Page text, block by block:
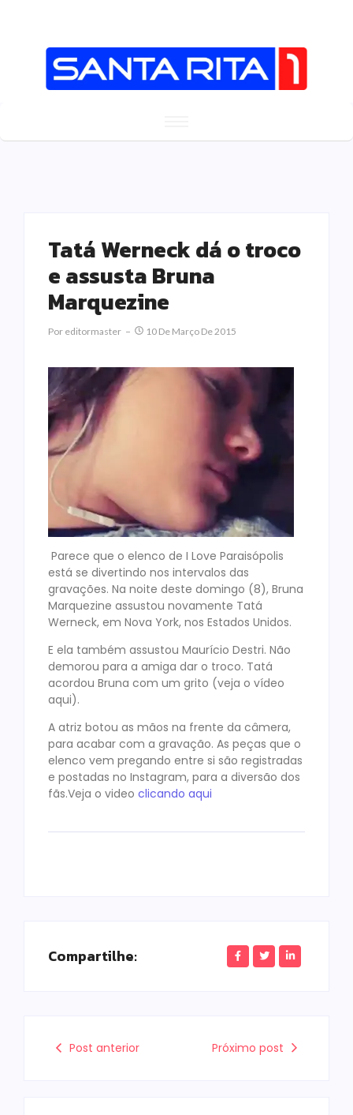
Tatá Werneck dá o troco
e assusta Bruna
Marquezine
Por Editormaster 10 De Março De 2015
Parece que o elenco de I Love Paraisópolis
está se divertindo nos intervalos das
gravações. Na noite deste domingo (8), Bruna
Marquezine assustou novamente Tatá
Werneck, em Nova York, nos Estados Unidos.
E ela também assustou Maurício Destri. Não
demorou para a amiga dar o troco. Tatá
acordou Bruna com um grito (veja o vídeo
aqui).
A atriz botou as mãos na frente da câmera,
para acabar com a gravação. As peças que o
elenco vem pregando entre si são registradas
e postadas no Instagram, para a diversão dos
fãs.Veja o video clicando aqui
Compartilhe:
Post anterior Próximo post